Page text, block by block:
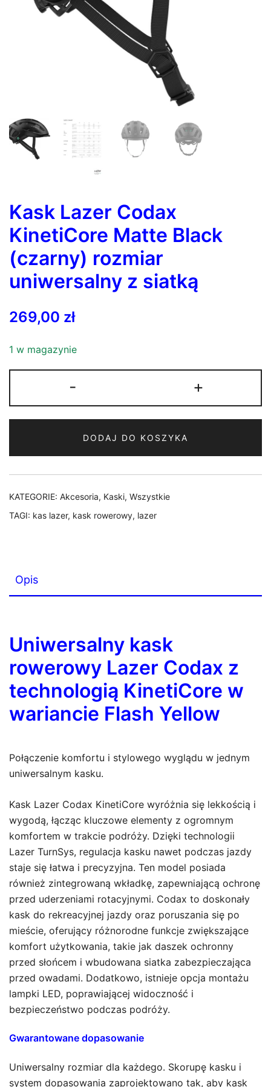
Kask Lazer Codax
KinetiCore Matte Black
(czarny) rozmiar
uniwersalny z siatką
269,00 zł
1 w magazynie
-
Lazer
KinetiCore
Matte
Black
rozmiar
uniwersalny
+
DODAJ DO KOSZYKA
KATEGORIE: Akcesoria, Kaski, Wszystkie
TAGI: kas lazer, kask rowerowy, lazer
Opis
Uniwersalny kask
rowerowy Lazer Codax z
technologią KinetiCore w
wariancie Flash Yellow
Połączenie komfortu i stylowego wyglądu w jednym
uniwersalnym kasku.
Kask Lazer Codax KinetiCore wyróżnia się lekkością i
wygodą, łącząc kluczowe elementy z ogromnym
komfortem w trakcie podróży. Dzięki technologii
Lazer TurnSys, regulacja kasku nawet podczas jazdy
staje się łatwa i precyzyjna. Ten model posiada
również zintegrowaną wkładkę, zapewniającą ochronę
przed uderzeniami rotacyjnymi. Codax to doskonały
kask do rekreacyjnej jazdy oraz poruszania się po
mieście, oferujący różnorodne funkcje zwiększające
komfort użytkowania, takie jak daszek ochronny
przed słońcem i wbudowana siatka zabezpieczająca
przed owadami. Dodatkowo, istnieje opcja montażu
lampki LED, poprawiającej widoczność i
bezpieczeństwo podczas podróży.
Gwarantowane dopasowanie
Uniwersalny rozmiar dla każdego. Skorupę kasku i
system dopasowania zaprojektowano tak, aby kask